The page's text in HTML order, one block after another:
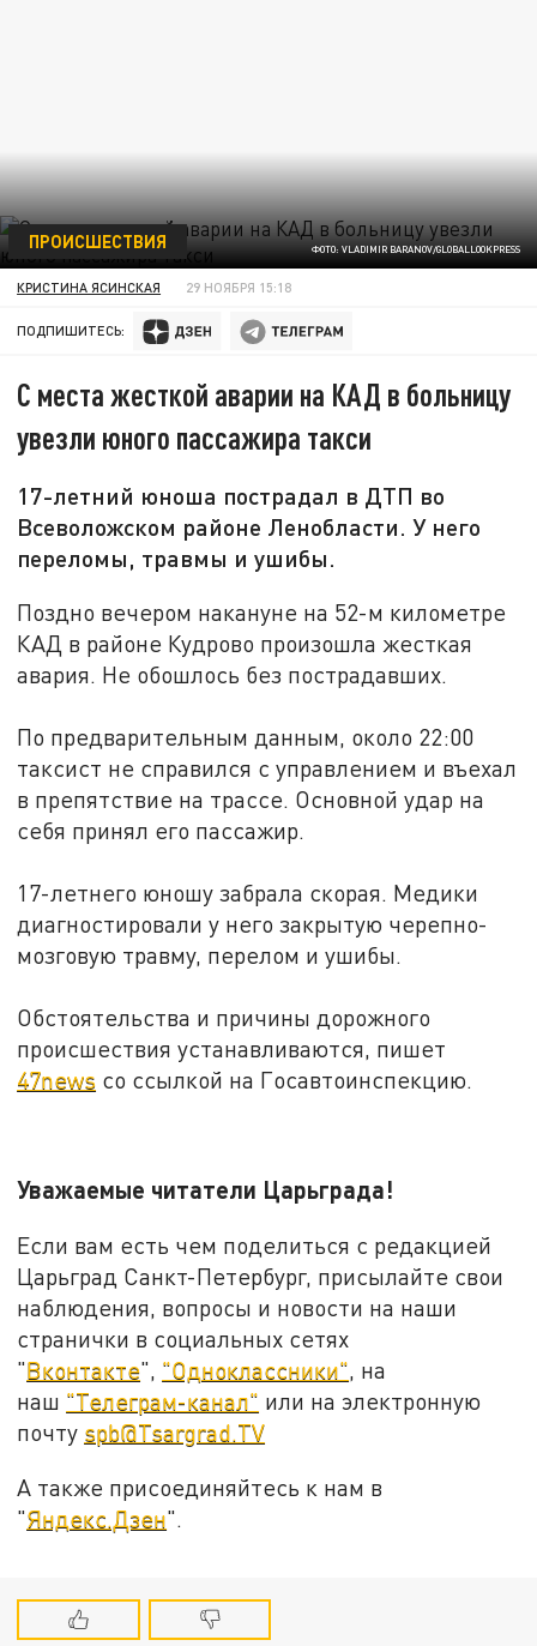
ФОТО: VLADIMIR BARANOV/GLOBALLOOKPRESS
ПРОИСШЕСТВИЯ
КРИСТИНА ЯСИНСКАЯ 29 НОЯБРЯ 15:18
ПОДПИШИТЕСЬ:
С места жесткой аварии на КАД в больницу
увезли юного пассажира такси
17-летний юноша пострадал в ДТП во
Всеволожском районе Ленобласти. У него
переломы, травмы и ушибы.
Поздно вечером накануне на 52-м километре
КАД в районе Кудрово произошла жесткая
авария. Не обошлось без пострадавших.
По предварительным данным, около 22:00
таксист не справился с управлением и въехал
в препятствие на трассе. Основной удар на
себя принял его пассажир.
17-летнего юношу забрала скорая. Медики
диагностировали у него закрытую черепно-
мозговую травму, перелом и ушибы.
Обстоятельства и причины дорожного
происшествия устанавливаются, пишет
47news со ссылкой на Госавтоинспекцию.
Уважаемые читатели Царьграда!
Если вам есть чем поделиться с редакцией
Царьград Санкт-Петербург, присылайте свои
наблюдения, вопросы и новости на наши
странички в социальных сетях
"Вконтакте", "Одноклассники", на
наш "Телеграм-канал" или на электронную
почту spb@Tsargrad.TV
А также присоединяйтесь к нам в
"Яндекс.Дзен".